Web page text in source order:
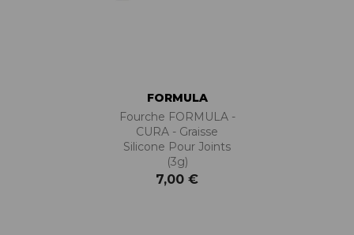
FORMULA
Fourche FORMULA -
CURA - Graisse
Silicone Pour Joints
(3g)
7,00 €